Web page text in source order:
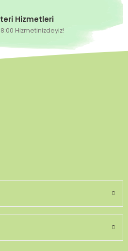
Hizmetleri
Hizmetinizdeyiz!